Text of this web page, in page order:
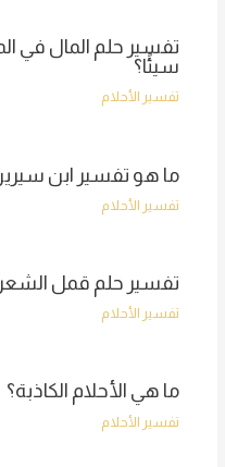
تفسير حلم المال في
سيئًا؟
تفسير الأحلام
ما هو تفسير ابن سيرين
تفسير الأحلام
تفسير حلم قمل
تفسير الأحلام
ما هي الأحلام الكاذبة؟
تفسير الأحلام